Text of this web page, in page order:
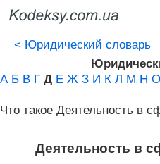
< Юридический словарь
А Б В Г Д Е Ж З И К Л М Н О
Что такое Деятельность в
Деятельность в